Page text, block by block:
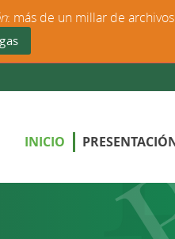
INICIO
: más de un millar de